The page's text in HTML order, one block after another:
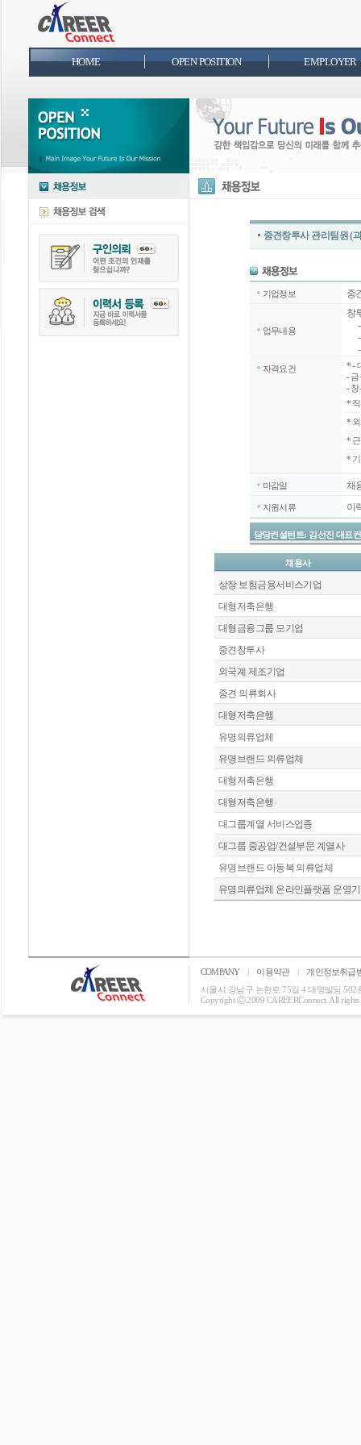
HOME OPEN POSITION EMPLOYER
중견창투사 관리팀원 (
기업정보 중
업무내용
창
-
-
-
자격요건 *-
-
-
*
*
*
*
마감일 채
지원서류 이
담당컨설턴트: 김선진 대표
채용사
상장 보험금융서비스기업
대형저축은행
대형금융그룹 모기업
중견창투사
외국계 제조기업
중견 의류회사
대형저축은행
유명의류업체
유명브랜드 의류업체
대형저축은행
대형저축은행
대그룹계열 서비스업종
대그룹 중공업/건설부문 계열사
유명브랜드 아동복 의류업체
유명의류업체 온라인플랫폼 운영
COMPANY | 이용약관 |
개인정보취급
서울시 강남구 논현로 75길 4 대명빌딩 502
Copyright ⓒ 2009 CAREERConnect. All rights